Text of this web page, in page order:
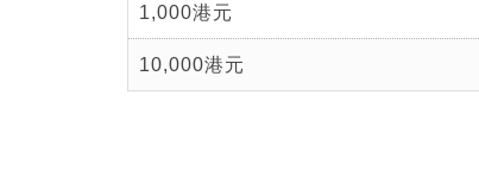
1,000港元
10,000港元